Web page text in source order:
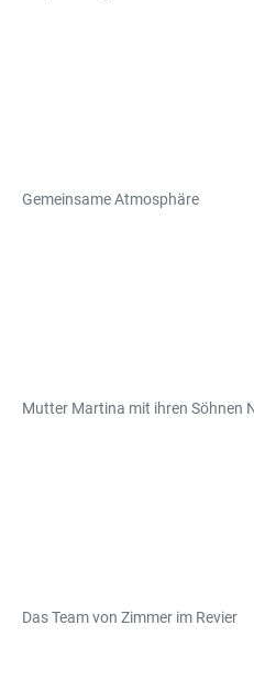
Gemeinsame Atmosphäre
Mutter Martina mit ihren Söhnen
Das Team von Zimmer im Revier